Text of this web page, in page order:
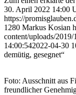
30. April 2022 14:00
https://
1280 Markus Kosian
content/uploads/
14:00:542022-04-30
demütig, gesegnet“
Foto: Ausschnitt aus
freundlicher